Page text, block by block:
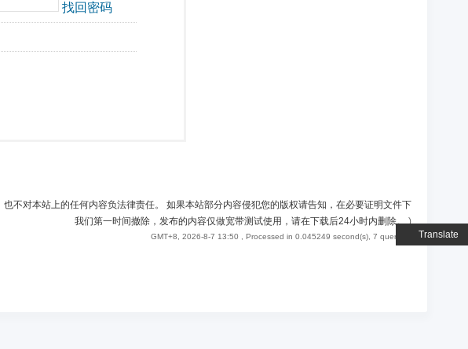
Translate
找回密码
不对本站上的任何内容负法律责任。 如果本站部分内容侵犯您的版权请告知，在必要证明文件下
我们第一时间撤除，发布的内容仅做宽带测试使用，请在下载后24小时内删除。)
GMT+8, 2026-8-7 13:50 , Processed in 0.045249 second(s), 7 queries .